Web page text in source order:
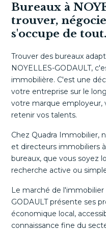
Bureaux à
trouver,
s'occupe de tout.
Trouver des bureaux
NOYELLES-GODAULT,
immobilière. C'est une
votre entreprise sur le
votre marque employeur,
retenir vos talents.
Chez Quadra Immobilier,
et directeurs immobiliers
bureaux, que vous soyez
recherche active ou
Le marché de
GODAULT présente ses
économique local,
connaissance fine du